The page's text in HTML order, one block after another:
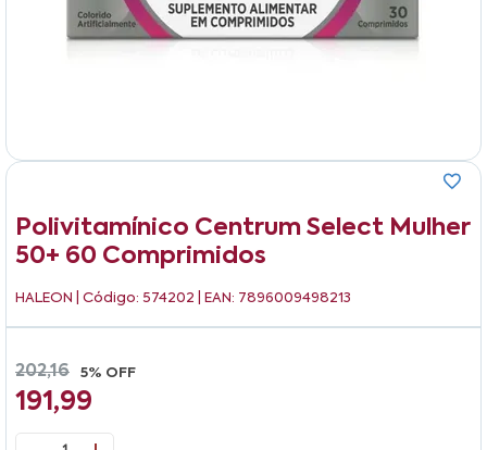
Polivitamínico Centrum Select Mulher
50+ 60 Comprimidos
HALEON | Código: 574202 | EAN: 7896009498213
202,16 5% OFF
191,99